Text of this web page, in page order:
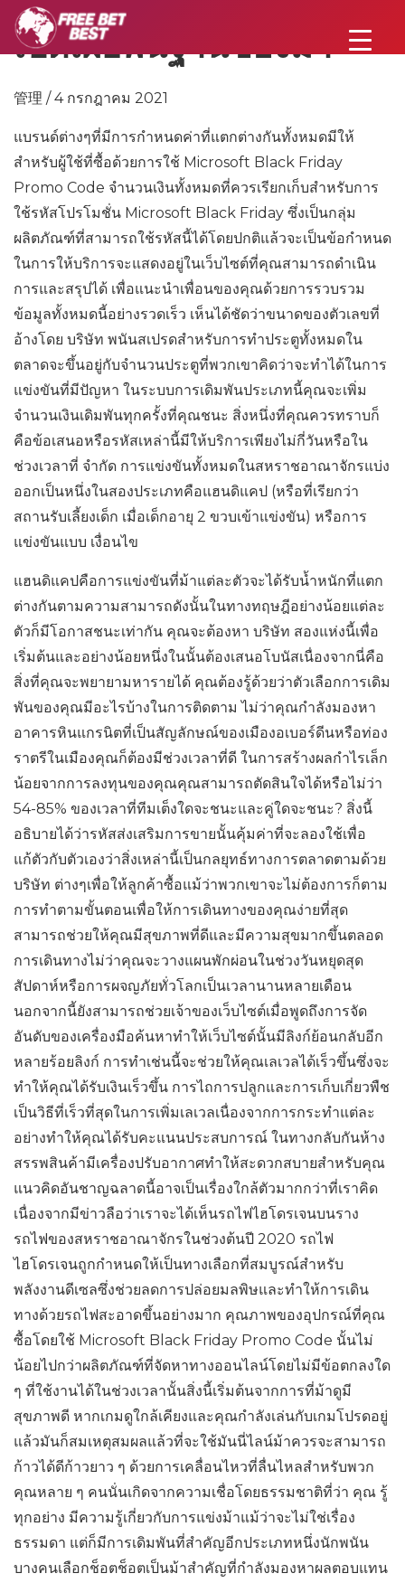
เปิดเผยพื้นฐานของม้า
管理 / 4 กรกฎาคม 2021
แบรนด์ต่างๆที่มีการกำหนดค่าที่แตกต่างกันทั้งหมดมีให้
สำหรับผู้ใช้ที่ซื้อด้วยการใช้ Microsoft Black Friday
Promo Code จำนวนเงินทั้งหมดที่ควรเรียกเก็บสำหรับการ
ใช้รหัสโปรโมชั่น Microsoft Black Friday ซึ่งเป็นกลุ่ม
ผลิตภัณฑ์ที่สามารถใช้รหัสนี้ได้โดยปกติแล้วจะเป็นข้อกำหนด
ในการให้บริการจะแสดงอยู่ในเว็บไซต์ที่คุณสามารถดำเนิน
การและสรุปได้ เพื่อแนะนำเพื่อนของคุณด้วยการรวบรวม
ข้อมูลทั้งหมดนี้อย่างรวดเร็ว เห็นได้ชัดว่าขนาดของตัวเลขที่
อ้างโดย บริษัท พนันสเปรดสำหรับการทำประตูทั้งหมดใน
ตลาดจะขึ้นอยู่กับจำนวนประตูที่พวกเขาคิดว่าจะทำได้ในการ
แข่งขันที่มีปัญหา ในระบบการเดิมพันประเภทนี้คุณจะเพิ่ม
จำนวนเงินเดิมพันทุกครั้งที่คุณชนะ สิ่งหนึ่งที่คุณควรทราบก็
คือข้อเสนอหรือรหัสเหล่านี้มีให้บริการเพียงไม่กี่วันหรือใน
ช่วงเวลาที่ จำกัด การแข่งขันทั้งหมดในสหราชอาณาจักรแบ่ง
ออกเป็นหนึ่งในสองประเภทคือแฮนดิแคป (หรือที่เรียกว่า
สถานรับเลี้ยงเด็ก เมื่อเด็กอายุ 2 ขวบเข้าแข่งขัน) หรือการ
แข่งขันแบบ เงื่อนไข
แฮนดิแคปคือการแข่งขันที่ม้าแต่ละตัวจะได้รับน้ำหนักที่แตก
ต่างกันตามความสามารถดังนั้นในทางทฤษฎีอย่างน้อยแต่ละ
ตัวก็มีโอกาสชนะเท่ากัน คุณจะต้องหา บริษัท สองแห่งนี้เพื่อ
เริ่มต้นและอย่างน้อยหนึ่งในนั้นต้องเสนอโบนัสเนื่องจากนี่คือ
สิ่งที่คุณจะพยายามหารายได้ คุณต้องรู้ด้วยว่าตัวเลือกการเดิม
พันของคุณมีอะไรบ้างในการติดตาม ไม่ว่าคุณกำลังมองหา
อาคารหินแกรนิตที่เป็นสัญลักษณ์ของเมืองอเบอร์ดีนหรือท่อง
ราตรีในเมืองคุณก็ต้องมีช่วงเวลาที่ดี ในการสร้างผลกำไรเล็ก
น้อยจากการลงทุนของคุณคุณสามารถตัดสินใจได้หรือไม่ว่า
54-85% ของเวลาที่ทีมเต็งใดจะชนะและคู่ใดจะชนะ? สิ่งนี้
อธิบายได้ว่ารหัสส่งเสริมการขายนั้นคุ้มค่าที่จะลองใช้เพื่อ
แก้ตัวกับตัวเองว่าสิ่งเหล่านี้เป็นกลยุทธ์ทางการตลาดตามด้วย
บริษัท ต่างๆเพื่อให้ลูกค้าซื้อแม้ว่าพวกเขาจะไม่ต้องการก็ตาม
การทำตามขั้นตอนเพื่อให้การเดินทางของคุณง่ายที่สุด
สามารถช่วยให้คุณมีสุขภาพที่ดีและมีความสุขมากขึ้นตลอด
การเดินทางไม่ว่าคุณจะวางแผนพักผ่อนในช่วงวันหยุดสุด
สัปดาห์หรือการผจญภัยทั่วโลกเป็นเวลานานหลายเดือน
นอกจากนี้ยังสามารถช่วยเจ้าของเว็บไซต์เมื่อพูดถึงการจัด
อันดับของเครื่องมือค้นหาทำให้เว็บไซต์นั้นมีลิงก์ย้อนกลับอีก
หลายร้อยลิงก์ การทำเช่นนี้จะช่วยให้คุณเลเวลได้เร็วขึ้นซึ่งจะ
ทำให้คุณได้รับเงินเร็วขึ้น การไถการปลูกและการเก็บเกี่ยวพืช
เป็นวิธีที่เร็วที่สุดในการเพิ่มเลเวลเนื่องจากการกระทำแต่ละ
อย่างทำให้คุณได้รับคะแนนประสบการณ์ ในทางกลับกันห้าง
สรรพสินค้ามีเครื่องปรับอากาศทำให้สะดวกสบายสำหรับคุณ
แนวคิดอันชาญฉลาดนี้อาจเป็นเรื่องใกล้ตัวมากกว่าที่เราคิด
เนื่องจากมีข่าวลือว่าเราจะได้เห็นรถไฟไฮโดรเจนบนราง
รถไฟของสหราชอาณาจักรในช่วงต้นปี 2020 รถไฟ
ไฮโดรเจนถูกกำหนดให้เป็นทางเลือกที่สมบูรณ์สำหรับ
พลังงานดีเซลซึ่งช่วยลดการปล่อยมลพิษและทำให้การเดิน
ทางด้วยรถไฟสะอาดขึ้นอย่างมาก คุณภาพของอุปกรณ์ที่คุณ
ซื้อโดยใช้ Microsoft Black Friday Promo Code นั้นไม่
น้อยไปกว่าผลิตภัณฑ์ที่จัดหาทางออนไลน์โดยไม่มีข้อตกลงใด
ๆ ที่ใช้งานได้ในช่วงเวลานั้นสิ่งนี้เริ่มต้นจากการที่ม้าดูมี
สุขภาพดี หากเกมดูใกล้เคียงและคุณกำลังเล่นกับเกมโปรดอยู่
แล้วมันก็สมเหตุสมผลแล้วที่จะใช้มันนี่ไลน์ม้าควรจะสามารถ
ก้าวได้ดีก้าวยาว ๆ ด้วยการเคลื่อนไหวที่ลื่นไหลสำหรับพวก
คุณหลาย ๆ คนนั่นเกิดจากความเชื่อโดยธรรมชาติที่ว่า คุณ รู้
ทุกอย่าง มีความรู้เกี่ยวกับการแข่งม้าแม้ว่าจะไม่ใช่เรื่อง
ธรรมดา แต่ก็มีการเดิมพันที่สำคัญอีกประเภทหนึ่งนักพนัน
บางคนเลือกช็อตช็อตเป็นม้าสำคัญที่กำลังมองหาผลตอบแทน